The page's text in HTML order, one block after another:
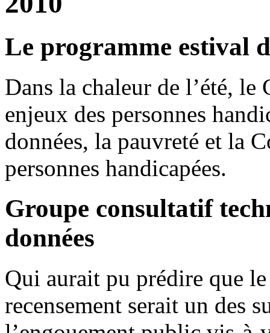
Le programme estival
Dans la chaleur de l’été,
enjeux des personnes
données, la pauvreté et la
personnes handicapées.
Groupe consultatif
données
Qui aurait pu prédire que
recensement serait un des